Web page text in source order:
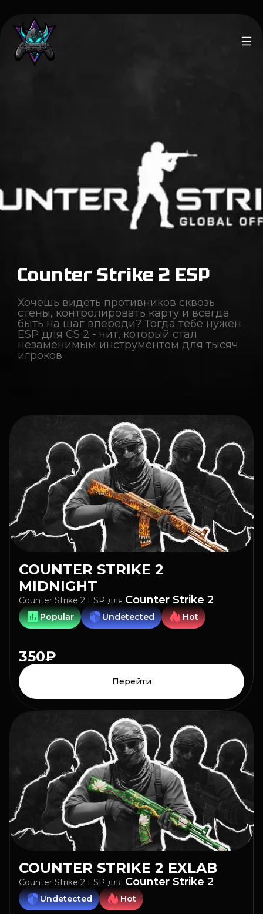
Counter Strike 2 ESP
Хочешь видеть противников сквозь
стены, контролировать карту и всегда
быть на шаг впереди? Тогда тебе нужен
ESP для CS 2 - чит, который стал
незаменимым инструментом для тысяч
игроков
COUNTER STRIKE 2
MIDNIGHT
Counter Strike 2 ESP для Counter Strike 2
Popular Undetected Hot
350₽
Перейти
COUNTER STRIKE 2 EXLAB
Counter Strike 2 ESP для Counter Strike 2
Undetected Hot